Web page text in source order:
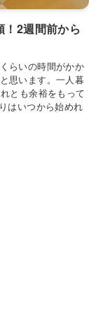
！2週間前から
らいの時間がかか
思います。一人暮
とも余裕をもって
はいつから始めれ